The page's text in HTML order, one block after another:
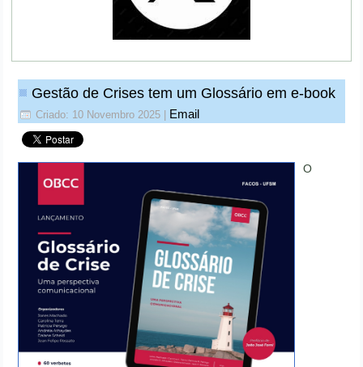
Gestão de Crises tem um Glossário em e-book
Criado: 10 Novembro 2025 Email
O